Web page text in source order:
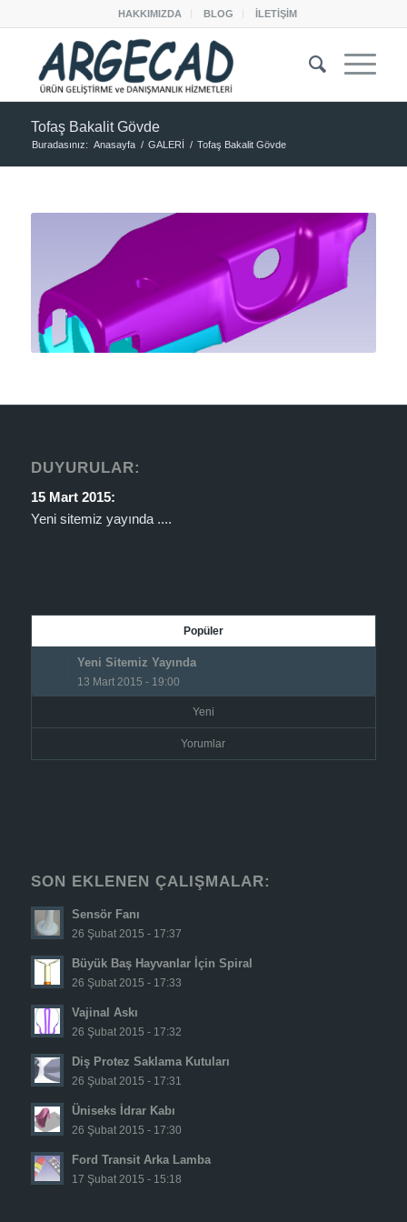
HAKKIMIZDA BLOG İLETİŞİM
Tofaş Bakalit Gövde
Buradasınız: Anasayfa / GALERİ / Tofaş Bakalit Gövde
DUYURULAR:
15 Mart 2015:
Yeni sitemiz yayında ....
Popüler
Yeni Sitemiz Yayında
13 Mart 2015 - 19:00
Yeni
Yorumlar
SON EKLENEN ÇALIŞMALAR:
Sensör Fanı
26 Şubat 2015 - 17:37
Büyük Baş Hayvanlar İçin Spiral
26 Şubat 2015 - 17:33
Vajinal Askı
26 Şubat 2015 - 17:32
Diş Protez Saklama Kutuları
26 Şubat 2015 - 17:31
Üniseks İdrar Kabı
26 Şubat 2015 - 17:30
Ford Transit Arka Lamba
17 Şubat 2015 - 15:18